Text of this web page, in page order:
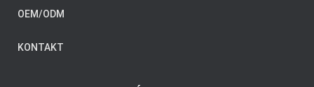
OEM/ODM
KONTAKT